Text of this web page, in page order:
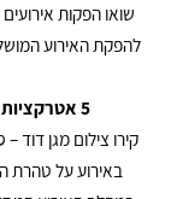
שואו הפקות
להפקת האירוע
5 אטרקציות לבר מצווה שיהפכו את האירוע למושלם:
קירו צילום מגן
באירוע על טהרת